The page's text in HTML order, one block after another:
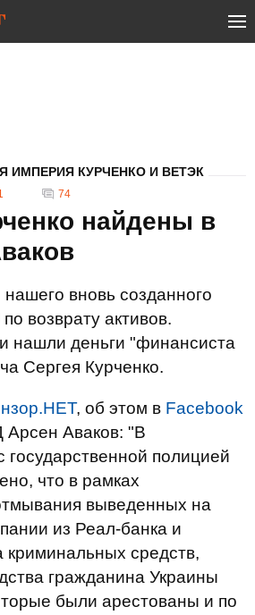
ИМПЕРИЯ КУРЧЕНКО И ВЕТЭК
74
найдены в
вновь созданного
возврату активов.
нашли деньги "финансиста
Сергея Курченко.
, об этом в Facebook
Аваков: "В
государственной полицией
что в рамках
выведенных на
из Реал-банка и
криминальных средств,
гражданина Украины
были арестованы и по